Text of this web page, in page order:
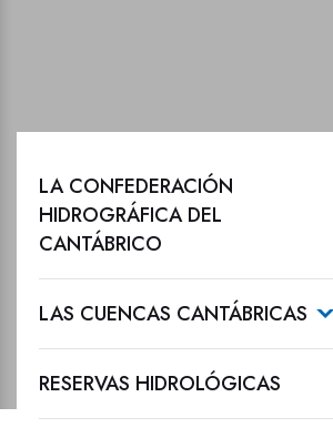
LA CONFEDERACIÓN
HIDROGRÁFICA DEL
CANTÁBRICO
LAS CUENCAS CANTÁBRICAS
RESERVAS HIDROLÓGICAS